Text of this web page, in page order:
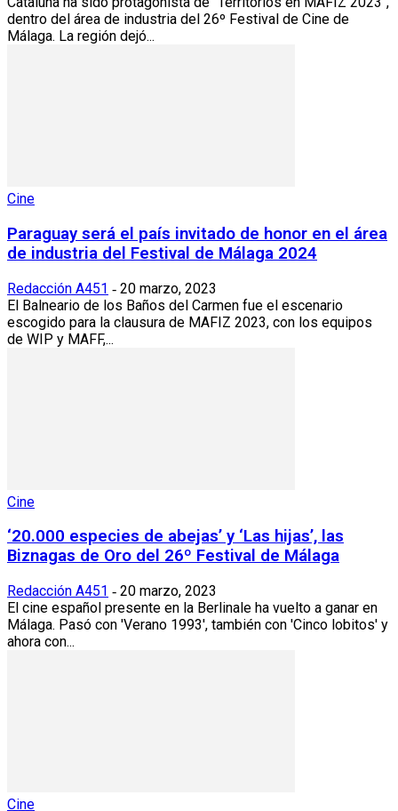
dentro del área de industria del 26º Festival de Cine de
Málaga. La región dejó...
Cine
Paraguay será el país invitado de honor en el área
de industria del Festival de Málaga 2024
Redacción A451 - 20 marzo, 2023
El Balneario de los Baños del Carmen fue el escenario
escogido para la clausura de MAFIZ 2023, con los equipos
de WIP y MAFF,...
Cine
‘20.000 especies de abejas’ y ‘Las hijas’, las
Biznagas de Oro del 26º Festival de Málaga
Redacción A451 - 20 marzo, 2023
El cine español presente en la Berlinale ha vuelto a ganar en
Málaga. Pasó con 'Verano 1993', también con 'Cinco lobitos' y
ahora con...
Cine